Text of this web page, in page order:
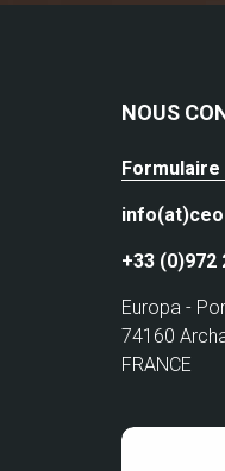
NOUS
Formulaire
+33 (0)972
Europa -
74160
FRANCE